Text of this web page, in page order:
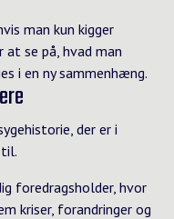
man kun kigger
at se på, hvad man
i en ny sammenhæng.
der er i
foredragsholder, hvor
kriser, forandringer og